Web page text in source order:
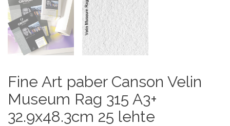
Fine Art paber Canson Velin
Museum Rag 315 A3+
32.9x48.3cm 25 lehte